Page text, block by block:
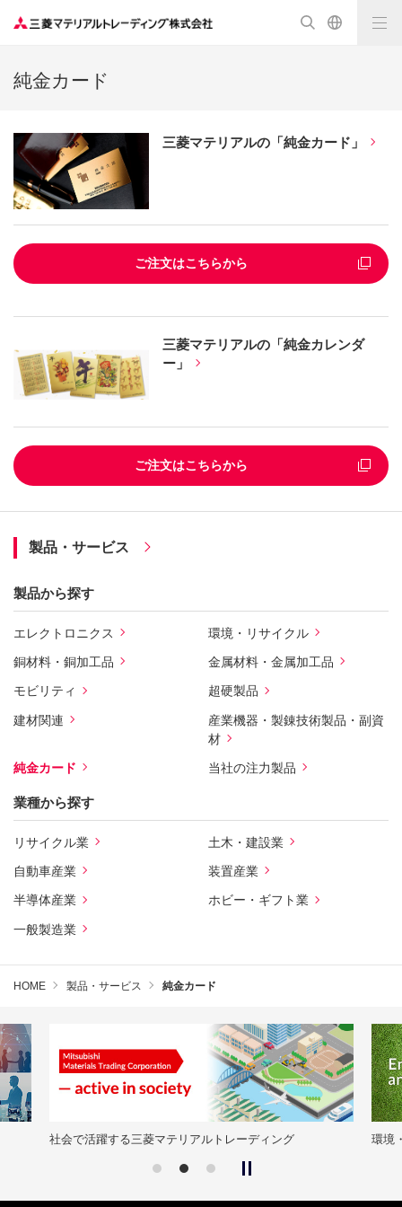
純金カード
三菱マテリアルの「純金カード」
ご注文はこちらから
三菱マテリアルの「純金カレンダ
ー」
ご注文はこちらから
製品・サービス
製品から探す
エレクトロニクス 環境・リサイクル
銅材料・銅加工品 金属材料・金属加工品
モビリティ 超硬製品
建材関連
産業機器・製錬技術製品・副資
材
純金カード 当社の注力製品
業種から探す
リサイクル業 土木・建設業
自動車産業 装置産業
半導体産業 ホビー・ギフト業
一般製造業
HOME 製品・サービス 純金カード
社会で活躍する三菱マテリアルトレーディング 環境